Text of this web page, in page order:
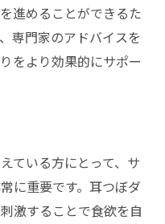
進めることができるた
専門家のアドバイスを
をより効果的にサポー
ている方にとって、サ
に重要です。耳つぼダ
激することで食欲を自